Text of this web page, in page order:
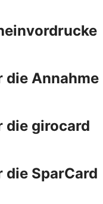
die Annahme
die girocard
SparCard